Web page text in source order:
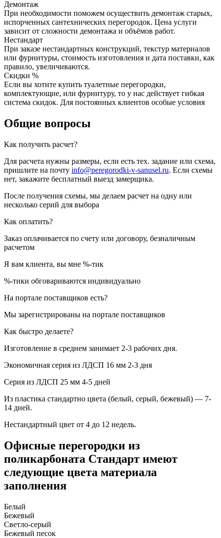
Демонтаж
При необходимости поможем осуществить демонтаж старых,
испорченных сантехнических перегородок. Цена услуги
зависит от сложности демонтажа и объёмов работ.
Нестандарт
При заказе нестандартных конструкций, текстур материалов
или фурнитуры, стоимость изготовления и дата поставки, как
правило, увеличиваются.
Скидки %
Если вы хотите купить туалетные перегородки,
комплектующие, или фурнитуру, то у нас действует гибкая
система скидок. Для постоянных клиентов особые условия
Общие вопросы
Как получить расчет?
Для расчета нужны размеры, если есть тех. задание или схема,
пришлите на почту info@peregorodki-v-sanusel.ru. Если схемы
нет, закажите бесплатный выезд замерщика.
После получения схемы, мы делаем расчет на одну или
несколько серий для выбора
Как оплатить?
Заказ оплачивается по счету или договору, безналичным
расчетом
Я вам клиента, вы мне %-тик
%-тики обговариваются индивидуально
На портале поставщиков есть?
Мы зарегистрированы на портале поставщиков
Как быстро делаете?
Изготовление в среднем занимает 2-3 рабочих дня.
Экономичная серия из ЛДСП 16 мм 2-3 дня
Серия из ЛДСП 25 мм 4-5 дней
Из пластика стандартно цвета (белый, серый, бежевый) — 7-
14 дней.
Нестандартный цвет от 4 до 12 недель.
Офисные перегородки из
поликарбоната Стандарт имеют
следующие цвета материала
заполнения
Белый
Бежевый
Светло-серый
Бежевый песок